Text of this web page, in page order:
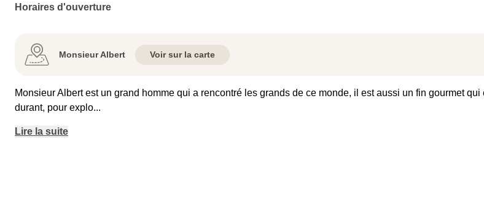
Horaires d'ouverture
Monsieur Albert Voir sur la carte
Monsieur Albert est un grand homme qui a rencontré les grands de ce monde, il est aussi un fin gourmet
durant, pour explo...
Lire la suite